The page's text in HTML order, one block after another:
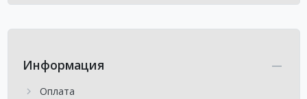
Информация
Оплата